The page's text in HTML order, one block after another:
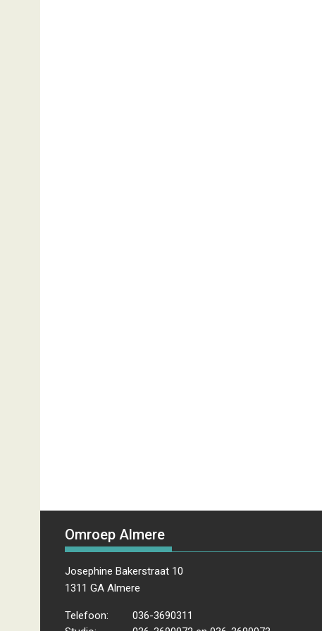
Omroep Almere
Josephine Bakerstraat 10
1311 GA Almere
Telefoon:
036-3690311